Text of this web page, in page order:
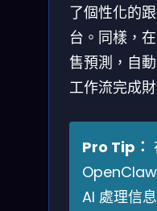
了個性化的
台。同樣，
售預測，自
工作流完成
Pro Tip：
OpenClaw
AI 處理信